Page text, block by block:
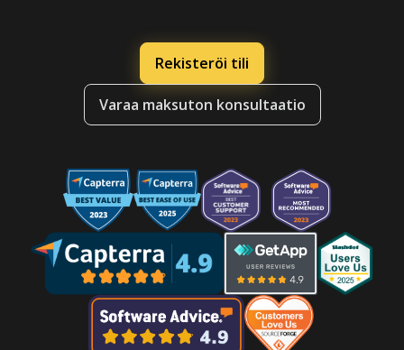
Rekisteröi tili
Varaa maksuton konsultaatio